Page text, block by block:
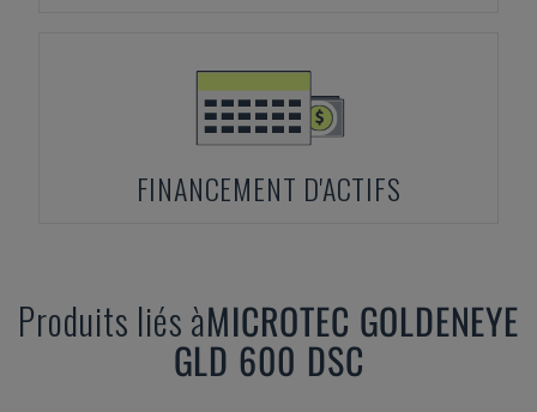
FINANCEMENT D'ACTIFS
Produits liés àMICROTEC GOLDENEYE
GLD 600 DSC